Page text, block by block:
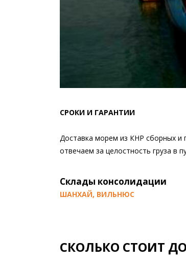
СРОКИ И ГАРАНТИИ
Доставка морем из КНР сборных и
отвечаем за целостность груза в
Склады консолидации
ШАНХАЙ, ВИЛЬНЮС
СКОЛЬКО СТОИТ